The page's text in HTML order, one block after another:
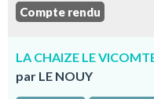
Compte rendu
LA CHAIZE LE
par LE NOUY